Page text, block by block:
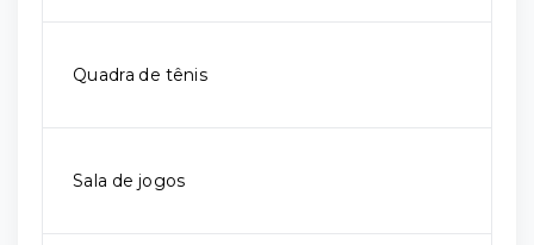
Quadra de tênis
Sala de jogos